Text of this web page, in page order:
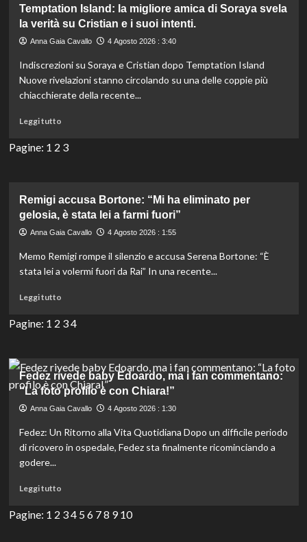
e
Justin:
da
a
Panarea,
Sicilia.
e
senza
Temptation Island: la migliore amica di Soraya svela
la verità su Cristian e i suoi intenti.
Anna Gaia Cavallo 4 Agosto 2026 : 3:40
Indiscrezioni su Soraya e Cristian dopo Temptation Island
Nuove rivelazioni stanno circolando su una delle coppie più
chiacchierate della recente...
Leggi tuttoLeggi
più
la
migliore
di
svela
la
su
e
intenti.
Pagine: 1 2 3
Remigi accusa Bortone: “Mi ha eliminato per
gelosia, è stata lei a farmi fuori”
Anna Gaia Cavallo 4 Agosto 2026 : 1:55
Memo Remigi rompe il silenzio e accusa Serena Bortone: “È
stata lei a volermi fuori da Rai” In una recente...
Leggi tuttoLeggi
più
Bortone:
“Mi
ha
eliminato
gelosia,
è
a
fuori”
Pagine: 1 2 34
Fedez rivede baby Edoardo, ma i fan commentano:
“La foto profilo è con Chiara!”
Anna Gaia Cavallo 4 Agosto 2026 : 1:30
Fedez: Un Ritorno alla Vita Quotidiana Dopo un difficile periodo
di ricovero in ospedale, Fedez sta finalmente ricominciando a
godere...
Leggi tuttoLeggi
più
Pagine: 1 2 34 5 6 78 9 10